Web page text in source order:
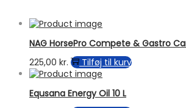
NAG HorsePro Compete & Gastro
225,00 kr. Tilføj til kurv
Equsana Energy Oil 10 L